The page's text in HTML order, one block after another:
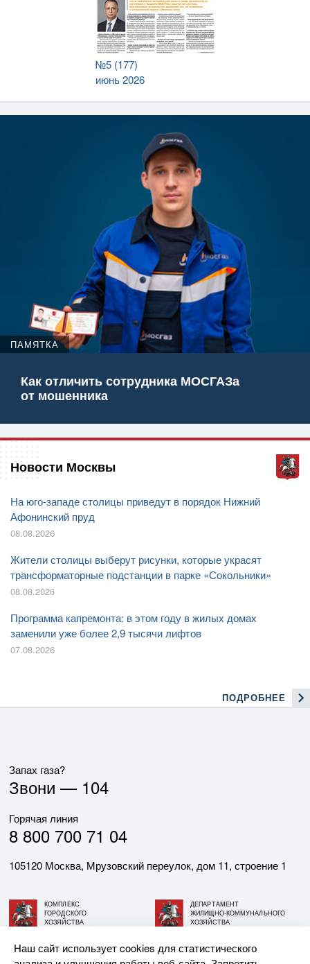
№5 (177)
июнь 2026
ПАМЯТКА
Как отличить сотрудника МОСГАЗа
от мошенника
Новости Москвы
На юго-западе столицы приведут в порядок Нижний
Афонинский пруд
08.08.2026
Жители столицы выберут рисунки, которые украсят
трансформаторные подстанции в парке «Сокольники»
08.08.2026
Программа капремонта: в этом году в жилых домах
заменили уже более 2,9 тысячи лифтов
07.08.2026
ПОДРОБНЕЕ
Запах газа?
Звони — 104
Горячая линия
8 800 700 71 04
105120 Москва, Мрузовский переулок, дом 11, строение 1
КОМПЛЕКС
ГОРОДСКОГО
ХОЗЯЙСТВА
ДЕПАРТАМЕНТ
ЖИЛИЩНО-КОММУНАЛЬНОГО
ХОЗЯЙСТВА
Наш сайт использует cookies для статистического